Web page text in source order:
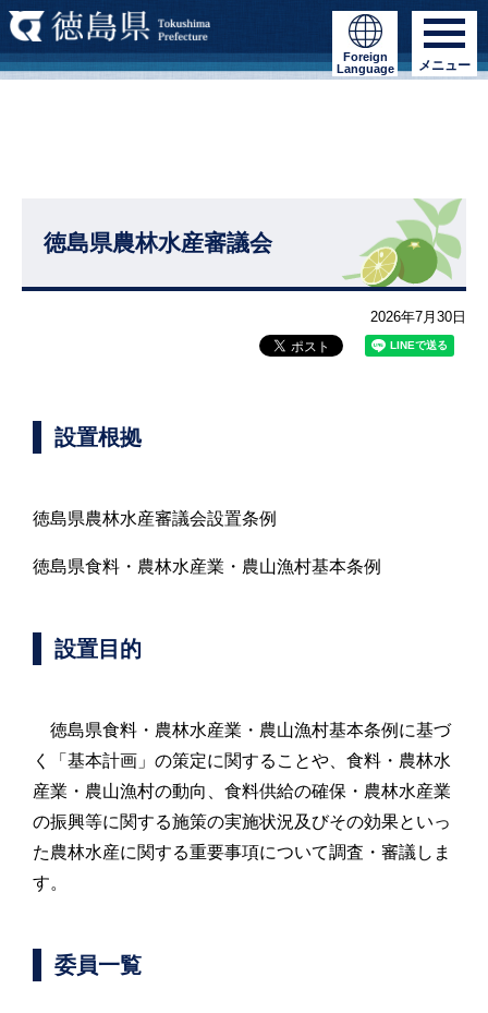
Foreign
Language
メニュー
徳島県農林水産審議会
2026年7月30日
設置根拠
徳島県農林水産審議会設置条例
徳島県食料・農林水産業・農山漁村基本条例
設置目的
徳島県食料・農林水産業・農山漁村基本条例に基づ
く「基本計画」の策定に関することや、食料・農林水
産業・農山漁村の動向、食料供給の確保・農林水産業
の振興等に関する施策の実施状況及びその効果といっ
た農林水産に関する重要事項について調査・審議しま
す。
委員一覧